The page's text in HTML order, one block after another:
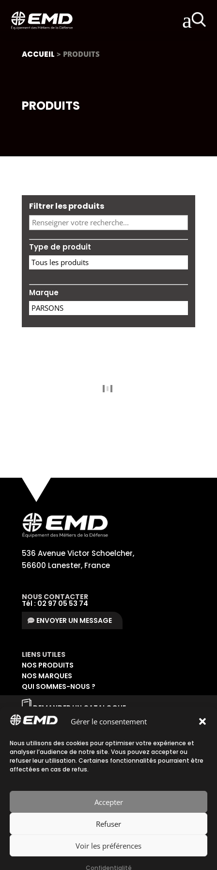
Gérer le consentement
Nous utilisons des cookies pour optimiser votre expérience et
analyser l’audience de notre site. Vous pouvez accepter ou
refuser leur utilisation. Certaines fonctionnalités pourraient être
affectées en cas de refus.
Accepter
Refuser
Voir les préférences
Confidentialité
a
ACCUEIL > PRODUITS
PRODUITS
Filtrer les produits
Type de produit
Marque
536 Avenue Victor Schoelcher,
56600 Lanester, France
NOUS CONTACTER
Tél : 02 97 05 53 74
ENVOYER UN MESSAGE
LIENS UTILES
NOS PRODUITS
NOS MARQUES
QUI SOMMES-NOUS ?
DEMANDER UN CATALOGUE
SE CONNECTER À SON ESPACE
Accueil|Plan du site|Mentions légales|
Confidentialité|CGV
Fait avec ♡ en Bretagne par